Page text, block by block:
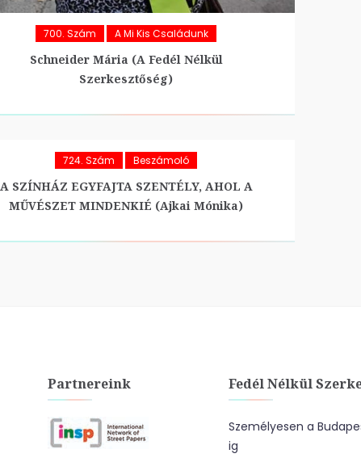
700. Szám A Mi Kis Családunk
Schneider Mária (A Fedél Nélkül
Szerkesztőség)
724. Szám Beszámoló
A SZÍNHÁZ EGYFAJTA SZENTÉLY, AHOL A
MŰVÉSZET MINDENKIÉ (Ajkai Mónika)
Partnereink Fedél Nélkül
Személyesen a
ig